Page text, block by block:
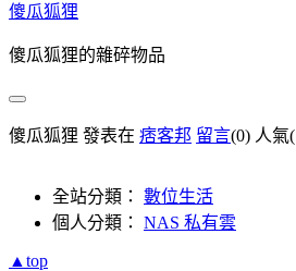
傻瓜狐狸
傻瓜狐狸的雜碎物品
傻瓜狐狸 發表在 痞客邦 留言(0) 人氣(
全站分類： 數位生活
個人分類： NAS 私有雲
▲top